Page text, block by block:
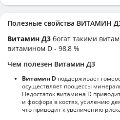
Полезные свойства ВИТАМИН
Витамин Д3 богат такими
витамином D - 98,8 %
Чем полезен Витамин Д3
Витамин D поддерживает
осуществляет процессы
Недостаток витамина D
и фосфора в костях, усилению
что приводит к увеличению